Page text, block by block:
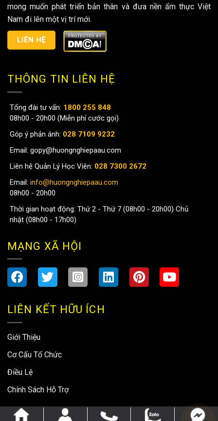
mong muốn phát triển bản thân và đưa nền ẩm thực Việt
Nam đi lên một vị trí mới.
LIÊN HỆ
THÔNG TIN LIÊN HỆ
Tổng đài tư vấn: 1800 255 848
08h00 - 20h00 (Miễn phí cước gọi)
Góp ý phản ánh: 028 7109 9232
Email: gopy@huongnghiepaau.com
Liên hệ Quản Lý Học Viên: 028 7300 2672
Email: info@huongnghiepaau.com
08h00 - 20h00
Thời gian hoạt động: Thứ 2 - Thứ 7 (08h00 - 20h00) Chủ
nhật (08h00 - 17h00)
MẠNG XÃ HỘI
LIÊN KẾT HỮU ÍCH
Giới Thiệu
Cơ Cấu Tổ Chức
Điều Lệ
Chính Sách Hỗ Trợ